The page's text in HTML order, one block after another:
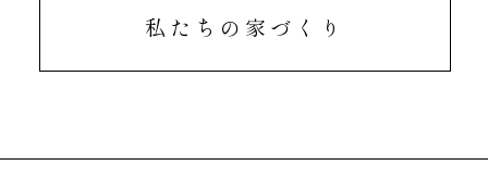
私たちの家づくり